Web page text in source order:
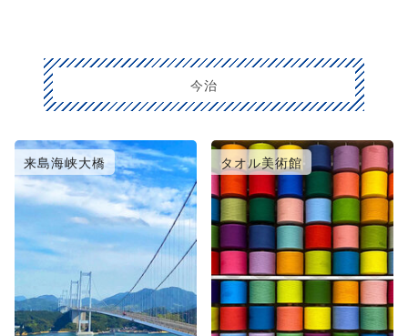
今治
来島海峡大橋 タオル美術館